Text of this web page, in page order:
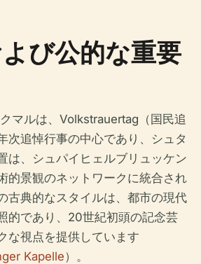
び公的な重要
マルは、Volkstrauertag（国民追
次追悼行事の中心であり、シュタ
は、シュパイヒェルブリュッケン
的景観のネットワークに統合され
古典的なスタイルは、都市の現代
的であり、20世紀初頭の記念芸
な視点を提供しています
Kapelle）。